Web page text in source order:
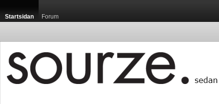
Startsidan Forum